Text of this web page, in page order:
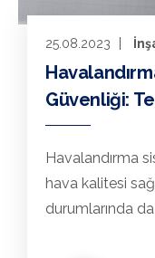
25.08.2023
Güvenliği:
Havalandırma
hava kalitesi
durumlarında